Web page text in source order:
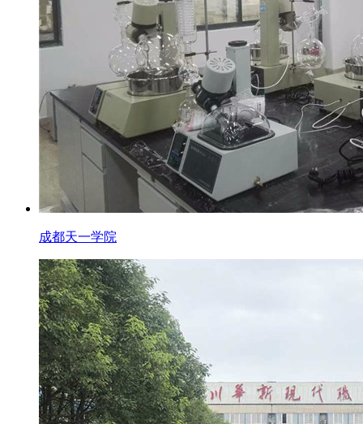
成都天一学院